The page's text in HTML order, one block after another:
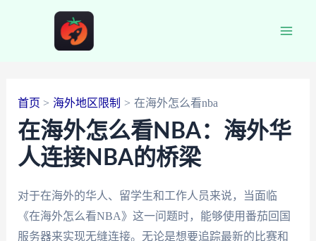
首页 海外地区限制 在海外怎么看nba
在海外怎么看NBA：海外华
人连接NBA的桥梁
对于在海外的华人、留学生和工作人员来说，当面临
《在海外怎么看NBA》这一问题时，能够使用番茄回国
服务器来实现无缝连接。无论是想要追踪最新的比赛和